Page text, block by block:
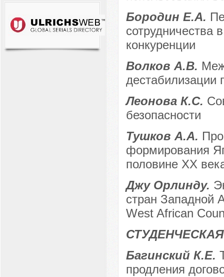
Бородин Е.А.
сотрудничества
конкуренции
Волков А.В.
дестабилизации
Леонова К.С.
безопасности
Тушков А.А.
формирования
половине XX
Джу Орлинду.
стран Западной
West African
Багинский К.Е.
продления